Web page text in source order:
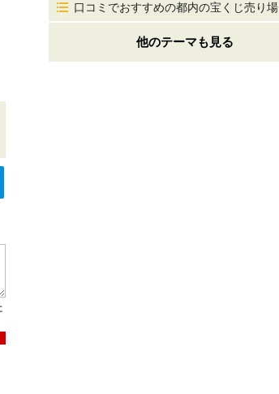
口コミでおすすめの都内の宝くじ売り場
他のテーマも見る